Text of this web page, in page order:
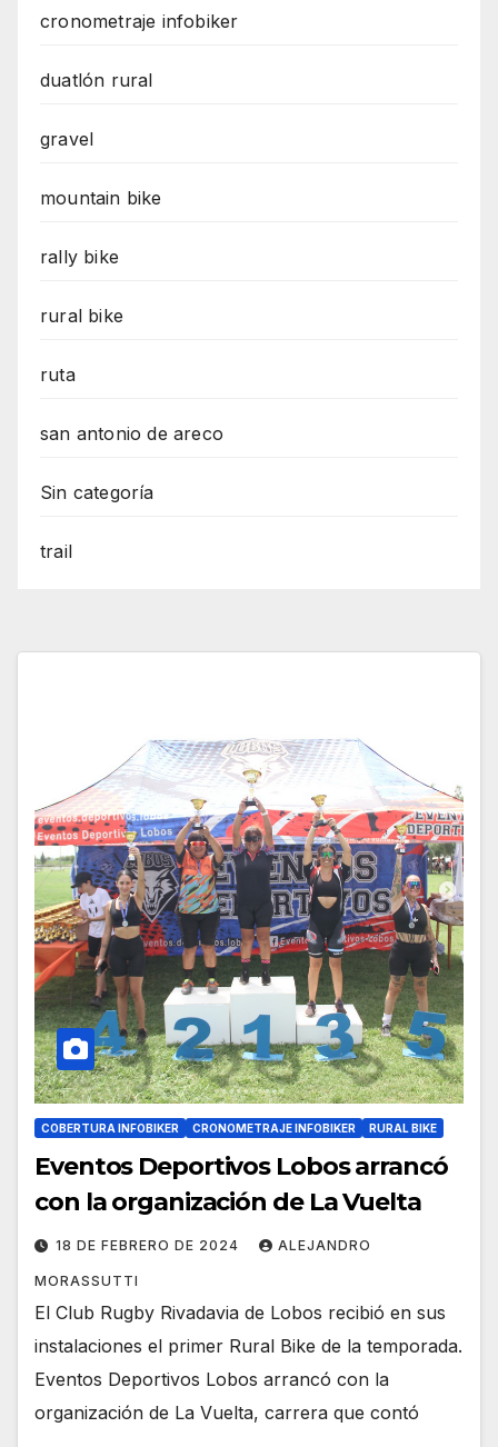
cronometraje infobiker
duatlón rural
gravel
mountain bike
rally bike
rural bike
ruta
san antonio de areco
Sin categoría
trail
COBERTURA INFOBIKER CRONOMETRAJE INFOBIKER RURAL BIKE
Eventos Deportivos Lobos arrancó
con la organización de La Vuelta
18 DE FEBRERO DE 2024 ALEJANDRO
MORASSUTTI
El Club Rugby Rivadavia de Lobos recibió en sus
instalaciones el primer Rural Bike de la temporada.
Eventos Deportivos Lobos arrancó con la
organización de La Vuelta, carrera que contó